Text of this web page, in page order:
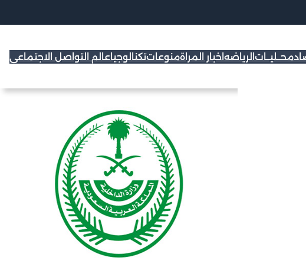
محــليــات الرياضه اخبار المراةمنوعاتتكنالوجياعالم التواصل الاجتماعي